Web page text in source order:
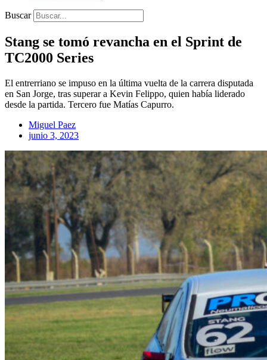
Buscar
Stang se tomó revancha en el Sprint de
TC2000 Series
El entrerriano se impuso en la última vuelta de la carrera disputada
en San Jorge, tras superar a Kevin Felippo, quien había liderado
desde la partida. Tercero fue Matías Capurro.
Miguel Paez
junio 3, 2023